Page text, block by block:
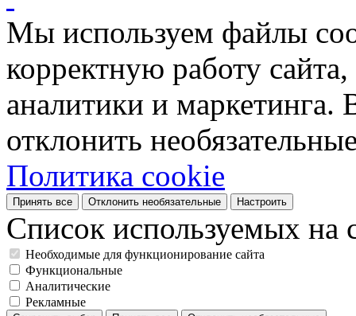
Мы используем файлы
корректную работу
аналитики и
отклонить
Политика cookie
Принять все Отклонить необязательные Настроить
Список используемых на
Необходимые для функционирование сайта
Функциональные
Аналитические
Рекламные